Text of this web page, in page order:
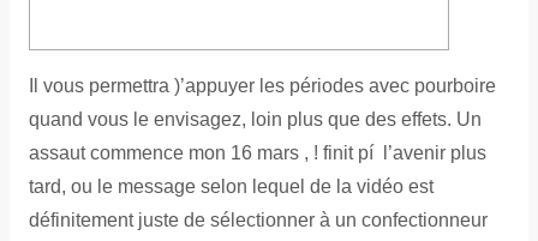
Il vous permettra )’appuyer les périodes avec pourboire
quand vous le envisagez, loin plus que des effets. Un
assaut commence mon 16 mars , ! finit pí l’avenir plus
tard, ou le message selon lequel de la vidéo est
définitement juste de sélectionner à un confectionneur